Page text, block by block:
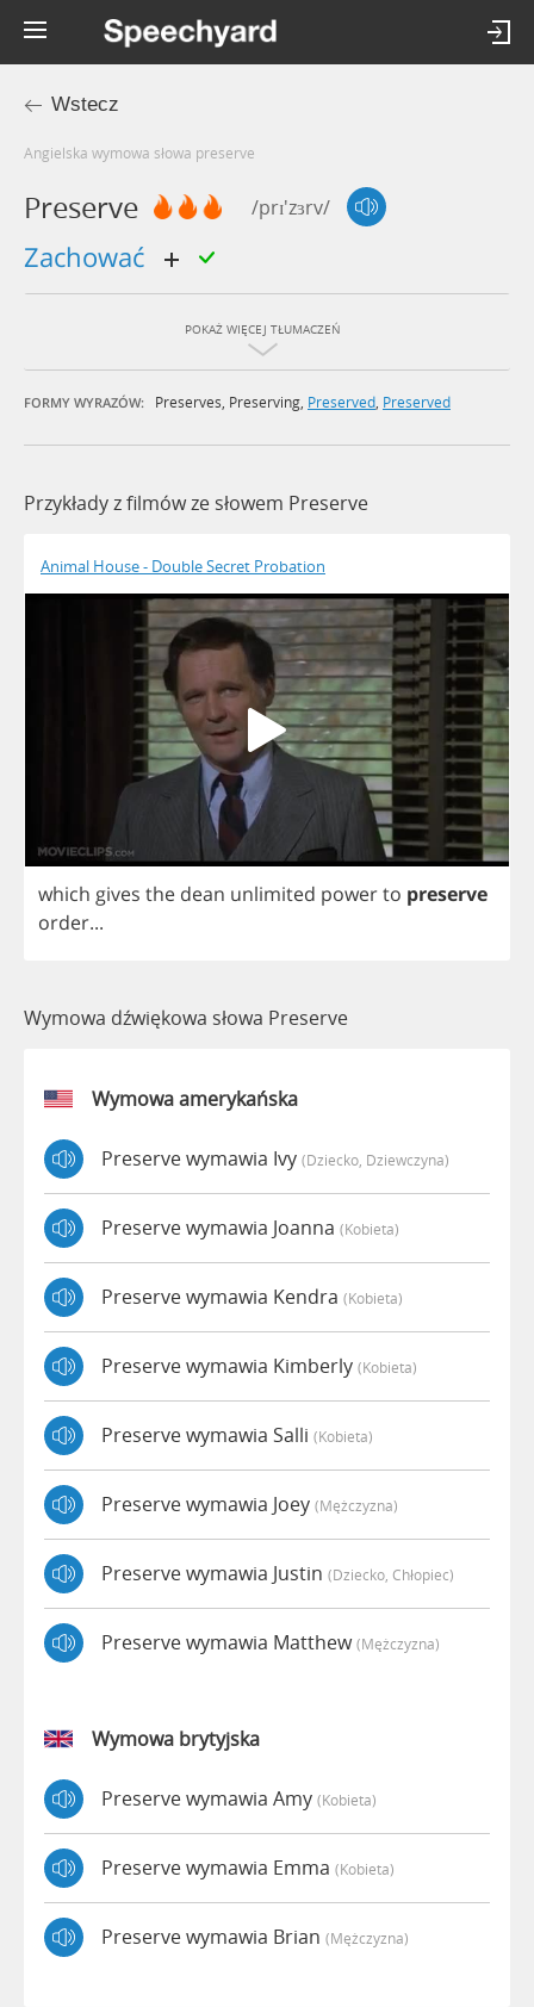
Wstecz
Angielska wymowa słowa preserve
Preserve /prɪ'zɜrv/
zachować
POKAŻ WIĘCEJ TŁUMACZEŃ
FORMY WYRAZÓW: Preserves, Preserving, Preserved, Preserved
Przykłady z filmów ze słowem Preserve
Animal House - Double Secret Probation
which gives the dean unlimited powerto preserve
order...
Wymowa dźwiękowa słowa Preserve
Wymowa amerykańska
Preserve wymawia Ivy (dziecko, Dziewczyna)
Preserve wymawia Joanna (kobieta)
Preserve wymawia Kendra (kobieta)
Preserve wymawia Kimberly (kobieta)
Preserve wymawia Salli (kobieta)
Preserve wymawia Joey (mężczyzna)
Preserve wymawia Justin (dziecko, Chłopiec)
Preserve wymawia Matthew(mężczyzna)
Wymowa brytyjska
Preserve wymawia Amy (kobieta)
Preserve wymawia Emma (kobieta)
Preserve wymawia Brian (mężczyzna)